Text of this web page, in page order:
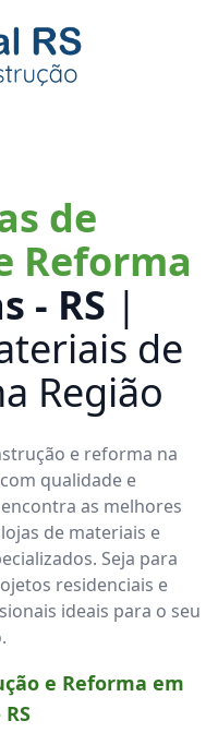
de
Reforma
- RS |
de
Região
e reforma na
com qualidade e
as melhores
de materiais e
Seja para
residenciais e
ideais para o seu
e Reforma em